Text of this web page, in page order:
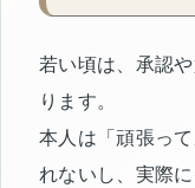
若い頃は、承認
ります。
本人は「頑張っ
れないし、実際